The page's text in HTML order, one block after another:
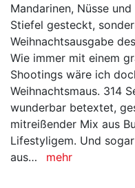
Mandarinen, Nüsse
Stiefel gesteckt,
Weihnachtsausgabe
Wie immer mit einem
Shootings wäre ich
Weihnachtsmaus. 314
wunderbar betextet,
mitreißender Mix aus
Lifestyligem. Und
aus…
mehr